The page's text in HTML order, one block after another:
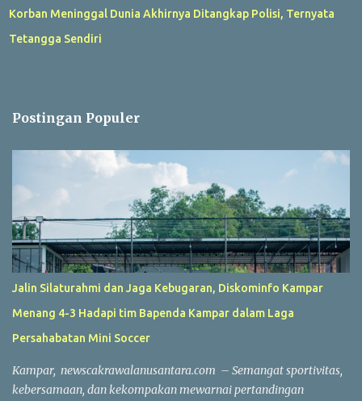
Korban Meninggal Dunia Akhirnya Ditangkap Polisi, Ternyata
Tetangga Sendiri
Postingan Populer
Jalin Silaturahmi dan Jaga Kebugaran, Diskominfo Kampar
Menang 4-3 Hadapi tim Bapenda Kampar dalam Laga
Persahabatan Mini Soccer
Kampar, newscakrawalanusantara.com – Semangat sportivitas,
kebersamaan, dan kekompakan mewarnai pertandingan